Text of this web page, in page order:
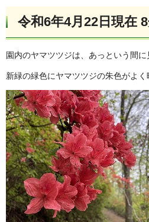
令和6年4月22日現在
園内のヤマツツジは、あっという間に
新緑の緑色にヤマツツジの朱色がよく